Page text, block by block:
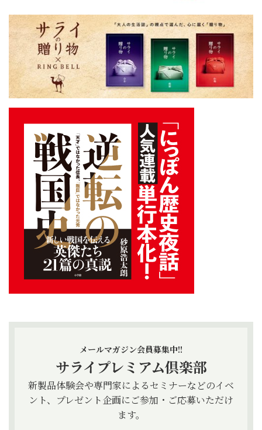
メールマガジン会員募集中!!
サライプレミアム倶楽部
新製品体験会や専門家によるセミナーなどのイベ
ント、プレゼント企画にご参加・ご応募いただけ
ます。